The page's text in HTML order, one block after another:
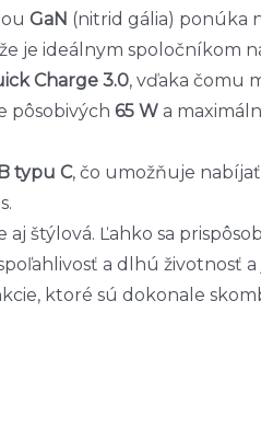
GaN (nitrid gália) ponúka
je ideálnym spoločníkom
Charge 3.0, vďaka čomu
pôsobivých 65 W a
typu C, čo umožňuje
štýlová. Ľahko sa
a dlhú životnosť
ktoré sú dokonale